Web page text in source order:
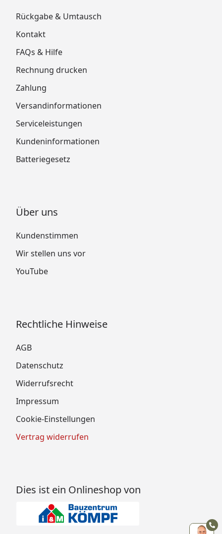
Rückgabe & Umtausch
Kontakt
FAQs & Hilfe
Rechnung drucken
Zahlung
Versandinformationen
Serviceleistungen
Kundeninformationen
Batteriegesetz
Über uns
Kundenstimmen
Wir stellen uns vor
YouTube
Rechtliche Hinweise
AGB
Datenschutz
Widerrufsrecht
Impressum
Cookie-Einstellungen
Vertrag widerrufen
Dies ist ein Onlineshop von